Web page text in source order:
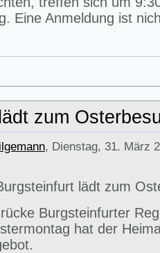
Eine Anmeldung ist
zum
, Dienstag, 31. März
lädt zum
Burgsteinfurter
hat der